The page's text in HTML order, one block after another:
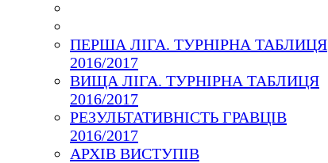
ПЕРША ЛІГА. ТУРНІРНА ТАБЛИЦЯ
2016/2017
ВИЩА ЛІГА. ТУРНІРНА ТАБЛИЦЯ
2016/2017
РЕЗУЛЬТАТИВНІСТЬ ГРАВЦІВ
2016/2017
АРХІВ ВИСТУПІВ